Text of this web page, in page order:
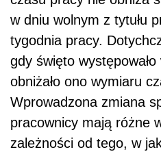
w dniu wolnym z tytułu
tygodnia pracy.
gdy święto
obniżało ono wymiaru
Wprowadzona zmiana
pracownicy mają różne
zależności od tego, w